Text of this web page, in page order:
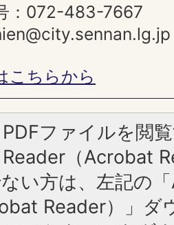
：072-483-7667
こちらから
PDFファイルを閲
Reader（Acrobat
い方は、左記の
Reader）」ダ